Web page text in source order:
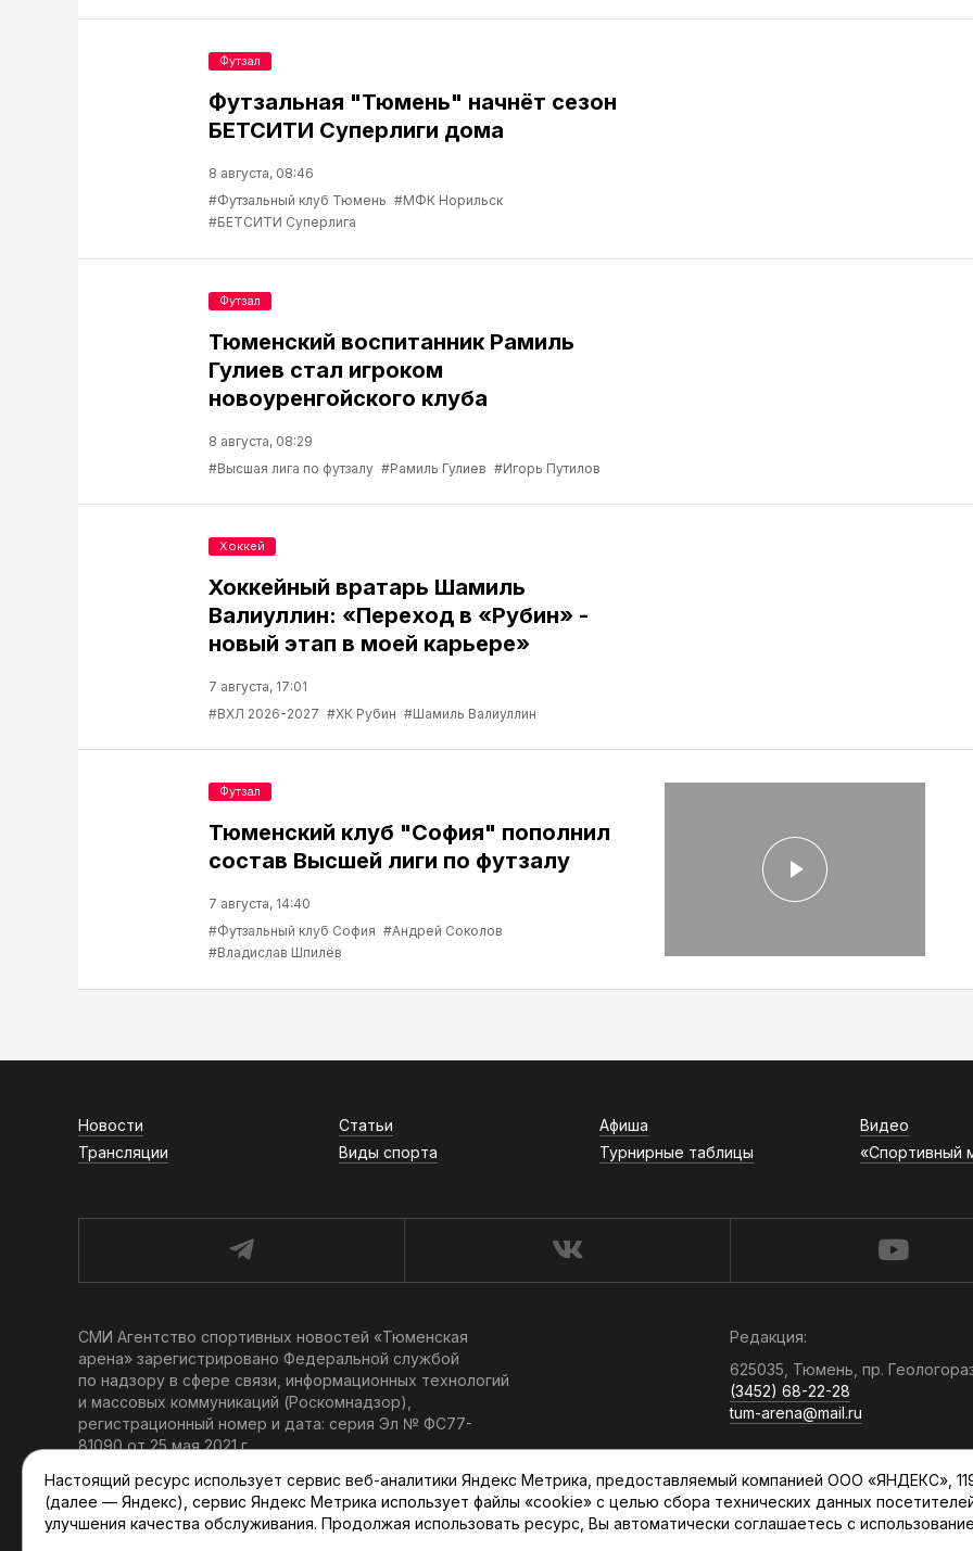
Футзальная "Тюмень" начнёт сезон
БЕТСИТИ Суперлиги дома
8 августа, 08:46
#Футзальный клуб Тюмень #МФК Норильск
#БЕТСИТИ Суперлига
Футзал
Тюменский воспитанник Рамиль
Гулиев стал игроком
новоуренгойского клуба
8 августа, 08:29
#Высшая лига по футзалу #Рамиль Гулиев #Игорь Путилов
Футзал
Хоккейный вратарь Шамиль
Валиуллин: «Переход в «Рубин» -
новый этап в моей карьере»
7 августа, 17:01
#ВХЛ 2026-2027 #ХК Рубин #Шамиль Валиуллин
Хоккей
Тюменский клуб "София" пополнил
состав Высшей лиги по футзалу
7 августа, 14:40
#Футзальный клуб София #Андрей Соколов
#Владислав Шпилёв
Футзал
Новости Статьи Афиша Видео
Трансляции
Виды спорта Турнирные таблицы «Спортивный
СМИ Агентство спортивных новостей «Тюменская
арена» зарегистрировано Федеральной службой
по надзору в сфере связи, информационных технологий
и массовых коммуникаций (Роскомнадзор),
регистрационный номер и дата: серия Эл № ФС77-
81090 от 25 мая 2021 г.
Главный редактор: Мартынов В. В.
При использовании материалов ссылка обязательна.
Редакция:
625035, Тюмень, пр.
(3452) 68-22-28
tum-arena@mail.ru
Отдел продаж:
(3452) 68-89-78
kotovaev@sibinformburo.ru
Настоящий ресурс использует сервис веб-аналитики Яндекс Метрика, предоставляемый компанией ООО «ЯНДЕКС»,
(далее — Яндекс), сервис Яндекс Метрика использует файлы «cookie» с целью сбора технических данных
улучшения качества обслуживания. Продолжая использовать ресурс, Вы автоматически соглашаетесь с